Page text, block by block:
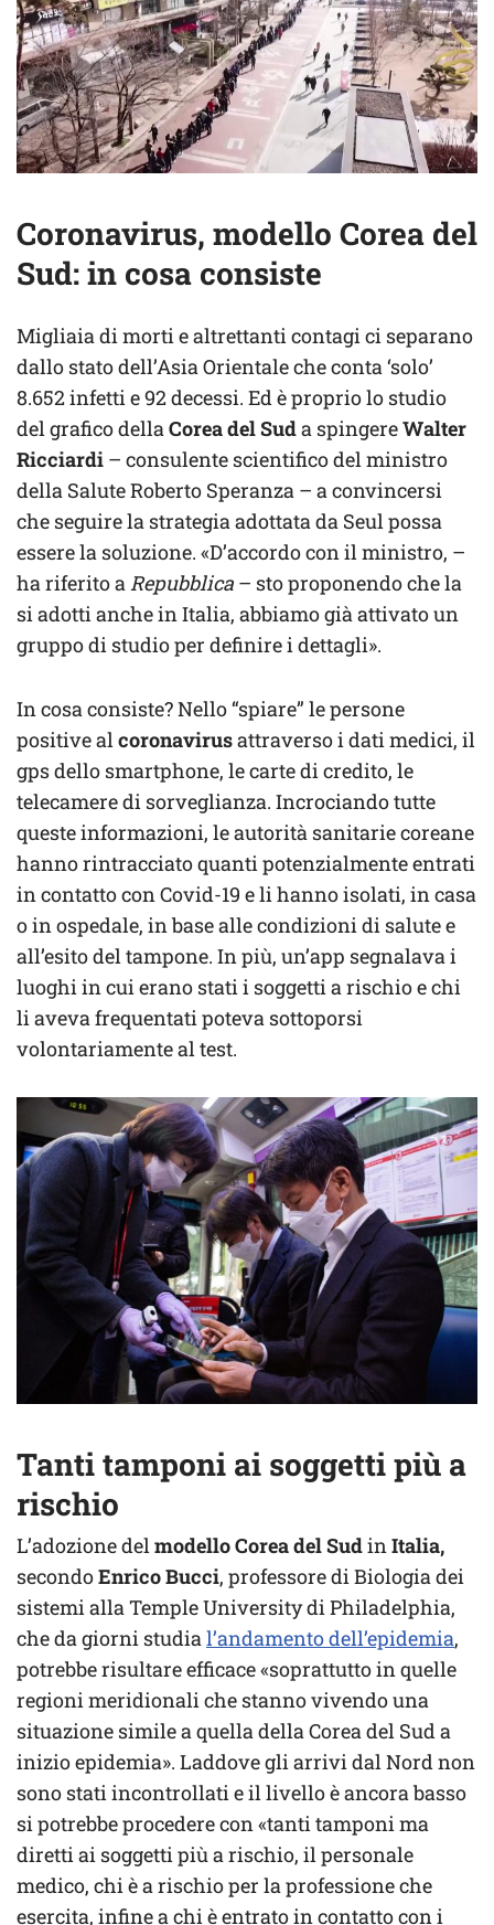
Coronavirus, modello Corea del
Sud: in cosa consiste
Migliaia di morti e altrettanti contagi ci separano
dallo stato dell’Asia Orientale che conta ‘solo’
8.652 infetti e 92 decessi. Ed è proprio lo studio
del grafico della Corea del Suda spingereWalter
Ricciardi – consulente scientifico del ministro
della Salute Roberto Speranza – a convincersi
che seguire la strategia adottata da Seul possa
essere la soluzione. «D’accordo con il ministro, –
ha riferito a Repubblica – sto proponendo che la
si adotti anche in Italia, abbiamo già attivato un
gruppo di studio per definire i dettagli».
In cosa consiste? Nello “spiare” le persone
positive al coronavirusattraverso i dati medici, il
gps dello smartphone, le carte di credito, le
telecamere di sorveglianza. Incrociando tutte
queste informazioni, le autorità sanitarie coreane
hanno rintracciato quanti potenzialmente entrati
in contatto con Covid-19 e li hanno isolati, in casa
o in ospedale, in base alle condizioni di salute e
all’esito del tampone. In più, un’app segnalava i
luoghi in cui erano stati i soggetti a rischio e chi
li aveva frequentati poteva sottoporsi
volontariamente al test.
Tanti tamponi ai soggetti più a
rischio
L’adozione delmodello Corea del SudinItalia,
secondoEnrico Bucci, professore di Biologia dei
sistemi alla Temple University di Philadelphia,
che da giorni studial’andamento dell’epidemia,
potrebbe risultare efficace «soprattutto in quelle
regioni meridionali che stanno vivendo una
situazione simile a quella della Corea del Sud a
inizio epidemia». Laddove gli arrivi dal Nord non
sono stati incontrollati e il livello è ancora basso
si potrebbe procedere con «tanti tamponi ma
diretti ai soggetti più a rischio, il personale
medico, chi è a rischio per la professione che
esercita, infine a chi è entrato in contatto con i